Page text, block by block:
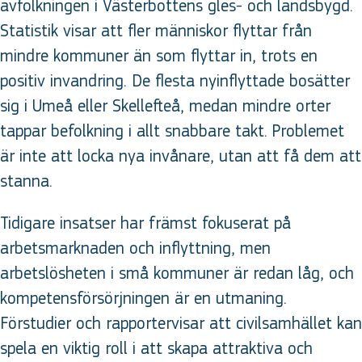
avfolkningen i Västerbottens gles- och landsbygd.
Statistik visar att fler människor flyttar från
mindre kommuner än som flyttar in, trots en
positiv invandring. De flesta nyinflyttade bosätter
sig i Umeå eller Skellefteå, medan mindre orter
tappar befolkning i allt snabbare takt. Problemet
är inte att locka nya invånare, utan att få dem att
stanna.
Tidigare insatser har främst fokuserat på
arbetsmarknaden och inflyttning, men
arbetslösheten i små kommuner är redan låg, och
kompetensförsörjningen är en utmaning.
Förstudier och rapportervisar att civilsamhället kan
spela en viktig roll i att skapa attraktiva och